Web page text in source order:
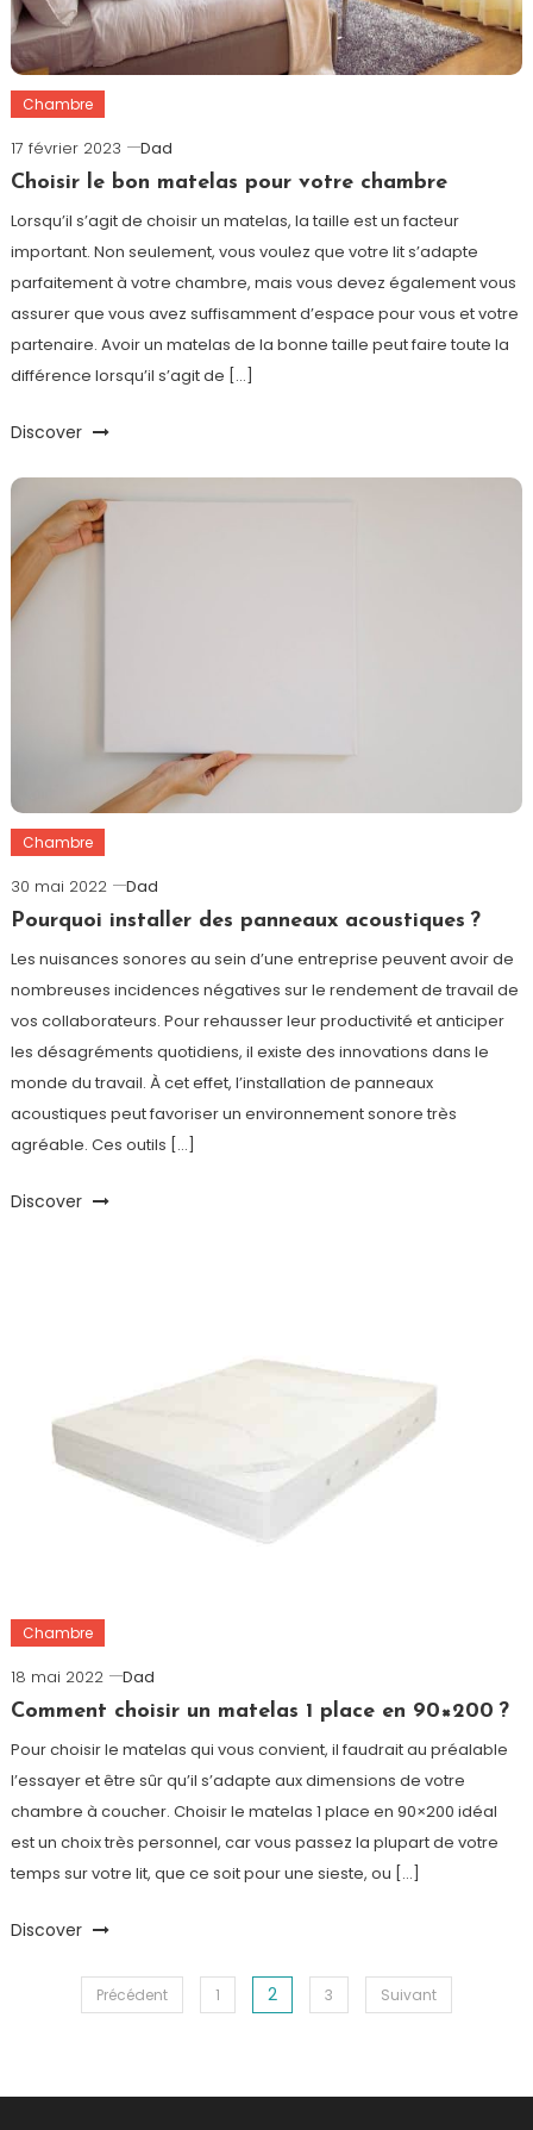
Chambre
17 février 2023
Dad
Choisir le bon matelas pour votre chambre
Lorsqu’il s’agit de choisir un matelas, la taille est un facteur
important. Non seulement, vous voulez que votre lit s’adapte
parfaitement à votre chambre, mais vous devez également vous
assurer que vous avez suffisamment d’espace pour vous et votre
partenaire. Avoir un matelas de la bonne taille peut faire toute la
différence lorsqu’il s’agit de […]
Discover
Chambre
30 mai 2022
Dad
Pourquoi installer des panneaux acoustiques ?
Les nuisances sonores au sein d’une entreprise peuvent avoir de
nombreuses incidences négatives sur le rendement de travail de
vos collaborateurs. Pour rehausser leur productivité et anticiper
les désagréments quotidiens, il existe des innovations dans le
monde du travail. À cet effet, l’installation de panneaux
acoustiques peut favoriser un environnement sonore très
agréable. Ces outils […]
Discover
Chambre
18 mai 2022
Dad
Comment choisir un matelas 1 place en 90×200 ?
Pour choisir le matelas qui vous convient, il faudrait au préalable
l’essayer et être sûr qu’il s’adapte aux dimensions de votre
chambre à coucher. Choisir le matelas 1 place en 90×200 idéal
est un choix très personnel, car vous passez la plupart de votre
temps sur votre lit, que ce soit pour une sieste, ou […]
Discover
Navigation
articles
Précédent 1 2 3 Suivant